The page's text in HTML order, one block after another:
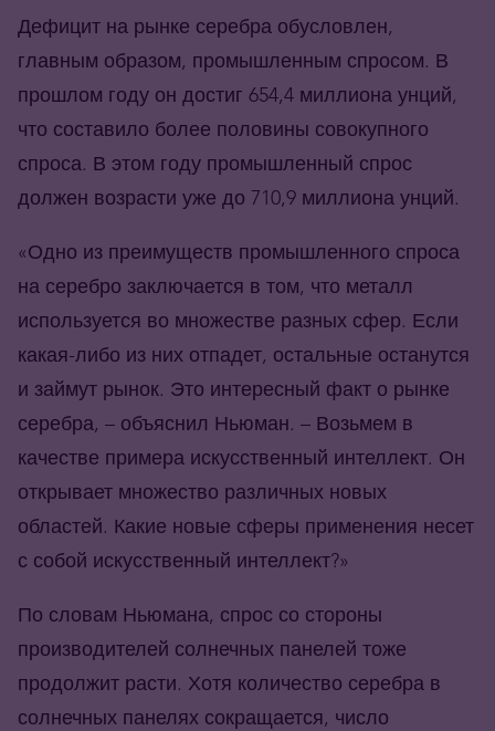
Дефицит на рынке серебра обусловлен,
главным образом, промышленным спросом. В
прошлом году он достиг 654,4 миллиона унций,
что составило более половины совокупного
спроса. В этом году промышленный спрос
должен возрасти уже до 710,9 миллиона унций.
«Одно из преимуществ промышленного спроса
на серебро заключается в том, что металл
используется во множестве разных сфер. Если
какая-либо из них отпадет, остальные останутся
и займут рынок. Это интересный факт о рынке
серебра, – объяснил Ньюман. – Возьмем в
качестве примера искусственный интеллект. Он
открывает множество различных новых
областей. Какие новые сферы применения несет
с собой искусственный интеллект?»
По словам Ньюмана, спрос со стороны
производителей солнечных панелей тоже
продолжит расти. Хотя количество серебра в
солнечных панелях сокращается, число